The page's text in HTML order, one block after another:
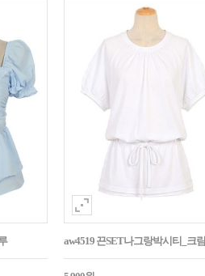
aw4519 끈SET나그랑박시티_크림